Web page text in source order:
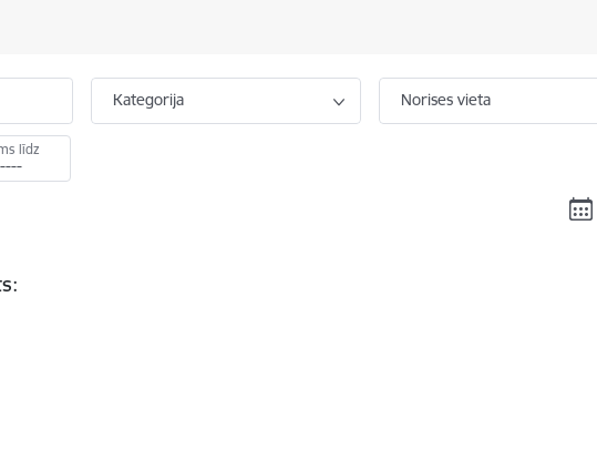
Kategorija Norises vieta
līdz